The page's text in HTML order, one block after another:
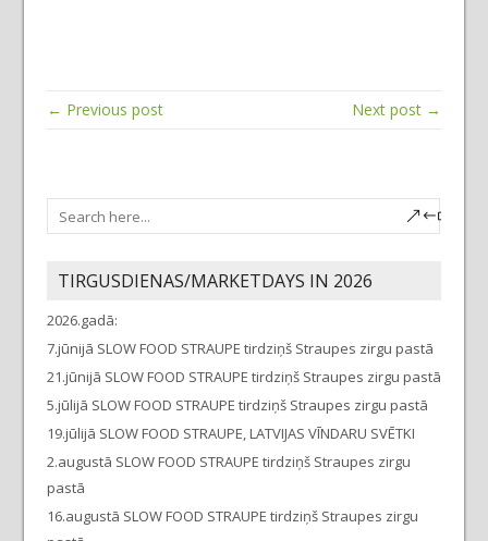
← Previous post Next post →
TIRGUSDIENAS/MARKETDAYS IN 2026
2026.gadā:
7.jūnijā SLOW FOOD STRAUPE tirdziņš Straupes zirgu pastā
21.jūnijā SLOW FOOD STRAUPE tirdziņš Straupes zirgu pastā
5.jūlijā SLOW FOOD STRAUPE tirdziņš Straupes zirgu pastā
19.jūlijā SLOW FOOD STRAUPE, LATVIJAS VĪNDARU SVĒTKI
2.augustā SLOW FOOD STRAUPE tirdziņš Straupes zirgu
pastā
16.augustā SLOW FOOD STRAUPE tirdziņš Straupes zirgu